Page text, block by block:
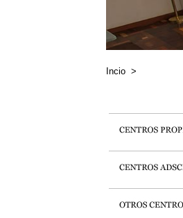
Incio >